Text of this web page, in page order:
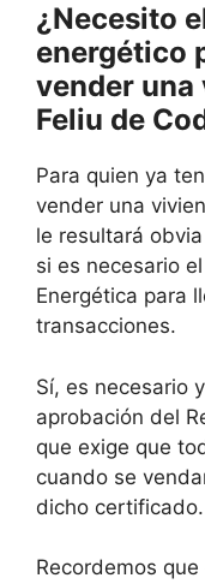
¿Necesito
energético
vender una
Feliu de
Para quien ya
vender una
le resultará
si es necesario
Energética para
transacciones.
Sí, es necesario
aprobación del
que exige que
cuando se
dicho certificado.
Recordemos